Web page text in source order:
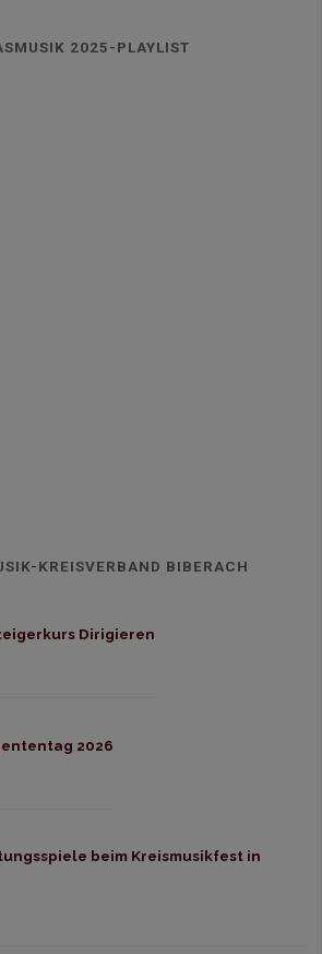
2025-PLAYLIST
KREISVERBAND BIBERACH
Dirigieren
2026
beim Kreismusikfest in